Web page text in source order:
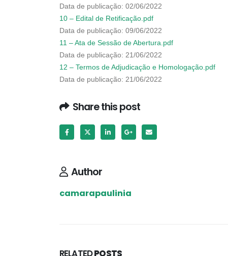
Data de publicação: 02/06/2022
10 – Edital de Retificação.pdf
Data de publicação: 09/06/2022
11 – Ata de Sessão de Abertura.pdf
Data de publicação: 21/06/2022
12 – Termos de Adjudicação e Homologação.pdf
Data de publicação: 21/06/2022
Share this post
Author
camarapaulinia